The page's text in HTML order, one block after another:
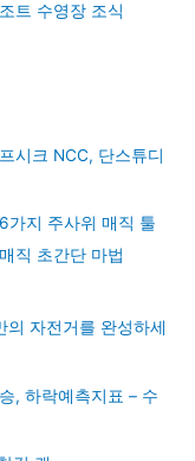
트 수영장 조식
시크 NCC, 단스튜디
가지 주사위 매직 툴
직 초간단 마법
의 자전거를 완성하세
, 하락예측지표 – 수